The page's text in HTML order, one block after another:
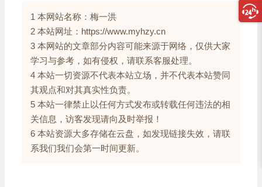
1 本网站名称：梅一洪
2 本站网址：https://www.myhzy.cn
3 本网站的文章部分内容可能来源于网络，仅供大家
学习与参考，如有侵权，请联系客服处理。
4 本站一切资源不代表本站立场，并不代表本站赞同
其观点和对其真实性负责。
5 本站一律禁止以任何方式发布或转载任何违法的相
关信息，访客发现请向及时举报！
6 本站资源大多存储在云盘，如发现链接失效，请联
系我们我们会第一时间更新。